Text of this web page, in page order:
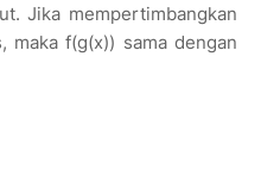
Jika mempertimbangkan
f(g(x)) sama dengan